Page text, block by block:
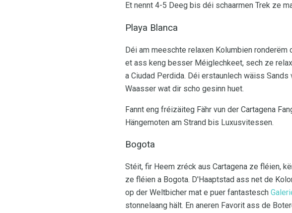
Et nennt 4-5 Deeg bis déi schaarmen Trek ze
Playa Blanca
Déi am meeschte relaxen Kolumbien
et ass keng besser Méiglechkeet, sech ze
a Ciudad Perdida. Déi erstaunlech wäiss
Waasser wat dir scho gesinn huet.
Fannt eng fréizäiteg Fähr vun der Cartagena
Hängemoten am Strand bis Luxusvitessen.
Bogota
Stéit, fir Heem zréck aus Cartagena ze fléien,
ze fléien a Bogota. D'Haaptstad ass net de
op der Weltbicher mat e puer fantastesch
stonnelaang hält. En aneren Favorit ass de